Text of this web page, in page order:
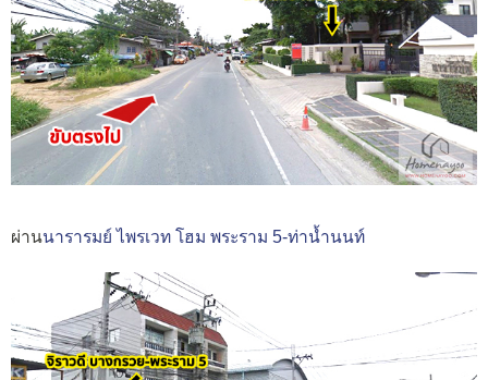
ผ่านนารารมย์ ไพรเวท โฮม พระราม 5-ท่าน้ำนนท์